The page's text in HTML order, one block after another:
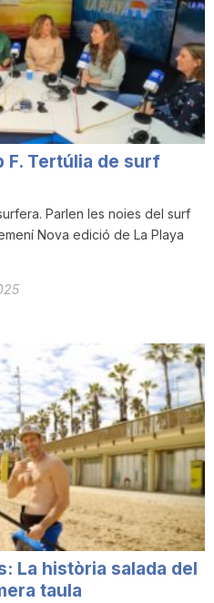
F. Tertúlia de surf
Parlen les noies del surf
Nova edició de La Playa
La història salada del
taula